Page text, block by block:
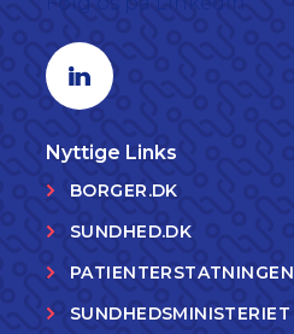
Linkedin profil
Nyttige Links
BORGER.DK
SUNDHED.DK
PATIENTERSTATNINGEN
SUNDHEDSMINISTERIET